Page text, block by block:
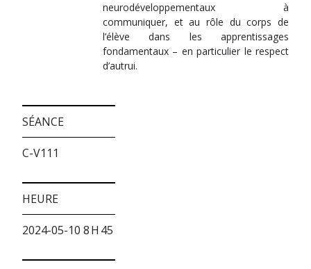
neurodéveloppementaux à
communiquer, et au rôle du corps de
l’élève dans les apprentissages
fondamentaux – en particulier le respect
d’autrui.
SÉANCE
C-V111
HEURE
2024-05-10 8 H 45